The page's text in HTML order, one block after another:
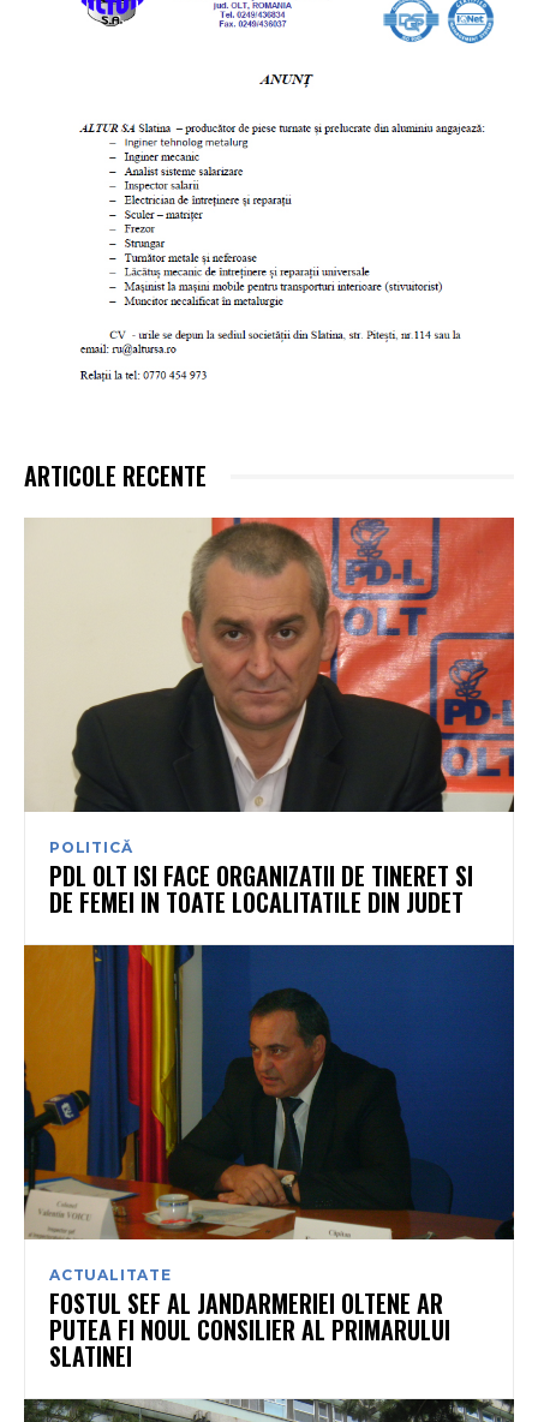
ARTICOLE RECENTE
POLITICĂ
PDL OLT ISI FACE ORGANIZATII DE TINERET SI
DE FEMEI IN TOATE LOCALITATILE DIN JUDET
ACTUALITATE
FOSTUL SEF AL JANDARMERIEI OLTENE AR
PUTEA FI NOUL CONSILIER AL PRIMARULUI
SLATINEI